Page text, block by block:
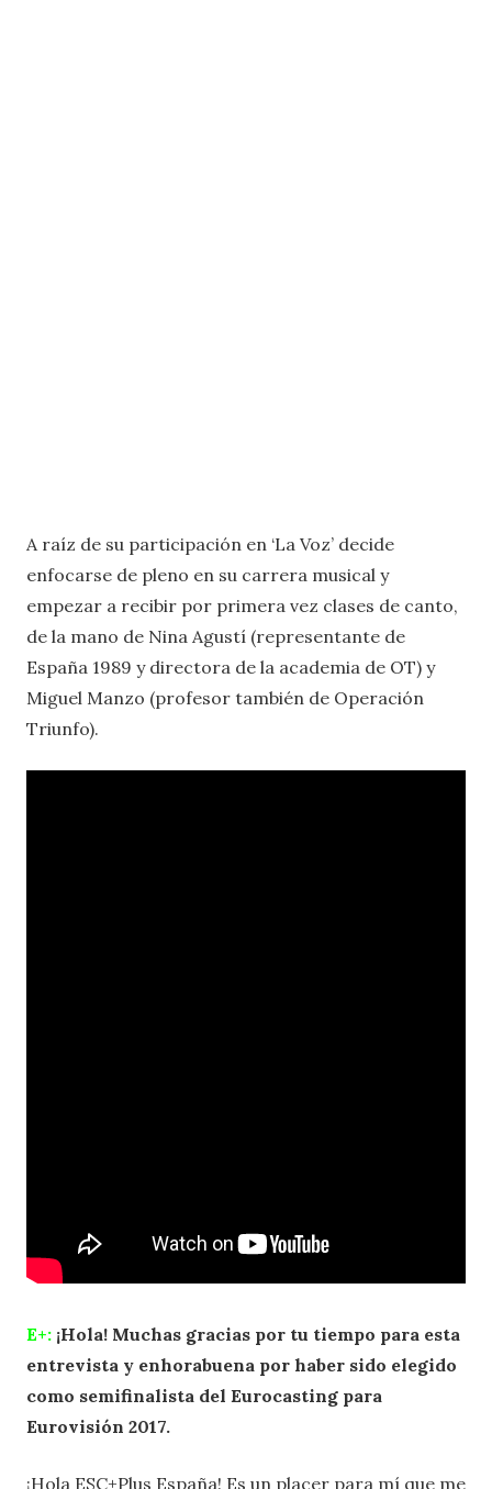
A raíz de su participación en ‘La Voz’ decide
enfocarse de pleno en su carrera musical y
empezar a recibir por primera vez clases de canto,
de la mano de Nina Agustí (representante de
España 1989 y directora de la academia de OT) y
Miguel Manzo (profesor también de Operación
Triunfo).
E+: ¡Hola! Muchas gracias por tu tiempo para esta
entrevista y enhorabuena por haber sido elegido
como semifinalista del Eurocasting para
Eurovisión 2017.
¡Hola ESC+Plus España! Es un placer para mí que me